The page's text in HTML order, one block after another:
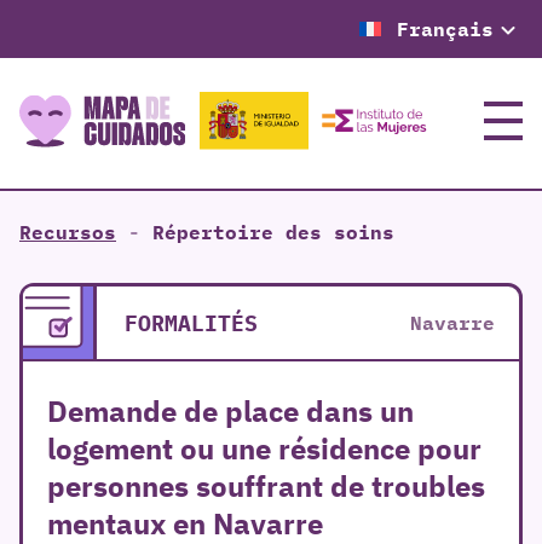
Français
Menu
Recursos - Répertoire des soins
FORMALITÉS Navarre
Demande de place dans un
logement ou une résidence pour
personnes souffrant de troubles
mentaux en Navarre